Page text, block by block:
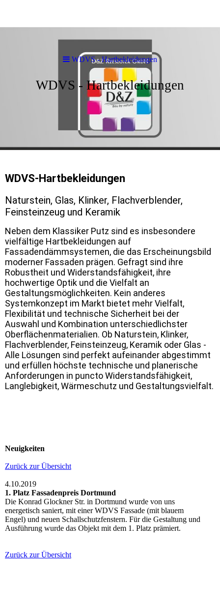
WDVS - Hartbekleidungen
WDVS-Hartbekleidungen
Naturstein, Glas, Klinker, Flachverblender,
Feinsteinzeug und Keramik
Neben dem Klassiker Putz sind es insbesondere
vielfältige Hartbekleidungen auf
Fassadendämmsystemen, die das Erscheinungsbild
moderner Fassaden prägen. Gefragt sind ihre
Robustheit und Widerstandsfähigkeit, ihre
hochwertige Optik und die Vielfalt an
Gestaltungsmöglichkeiten. Kein anderes
Systemkonzept im Markt bietet mehr Vielfalt,
Flexibilität und technische Sicherheit bei der
Auswahl und Kombination unterschiedlichster
Oberflächenmaterialien. Ob Naturstein, Klinker,
Flachverblender, Feinsteinzeug, Keramik oder Glas -
Alle Lösungen sind perfekt aufeinander abgestimmt
und erfüllen höchste technische und planerische
Anforderungen in puncto Widerstandsfähigkeit,
Langlebigkeit, Wärmeschutz und Gestaltungsvielfalt.
Neuigkeiten
Zurück zur Übersicht
4.10.2019
1. Platz Fassadenpreis Dortmund
Die Konrad Glockner Str. in Dortmund wurde von uns
energetisch saniert, mit einer WDVS Fassade (mit blauem
Engel) und neuen Schallschutzfenstern. Für die Gestaltung und
Ausführung wurde das Objekt mit dem 1. Platz prämiert.
Zurück zur Übersicht
WDVS - Hartbekleidungen